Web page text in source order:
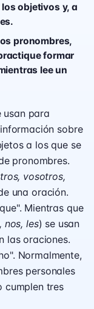
objetivos y, a
pronombres,
formar
lee un
usan para
sobre
a los que se
pronombres.
vosotros,
una oración.
Mientras que
nos, les) se usan
las oraciones.
Normalmente,
personales
cumplen tres